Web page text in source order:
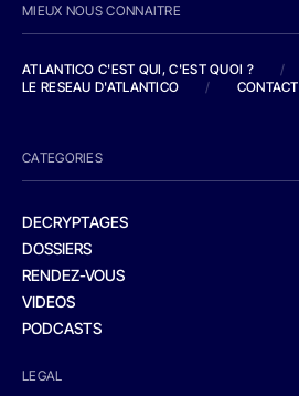
MIEUX NOUS CONNAITRE
ATLANTICO C'EST QUI, C'EST QUOI ?
/
LE RESEAU D'ATLANTICO
/ CONTACT
CATEGORIES
DECRYPTAGES
DOSSIERS
RENDEZ-VOUS
VIDEOS
PODCASTS
LEGAL